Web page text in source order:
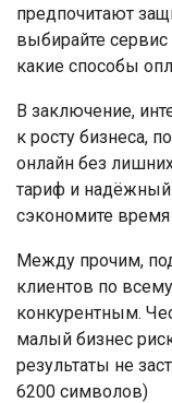
предпочитают
выбирайте
какие способы
В заключение,
к росту бизнеса,
онлайн без
тариф и
сэкономите
Между прочим,
клиентов по
конкурентным.
малый бизнес
результаты не
6200 символов)